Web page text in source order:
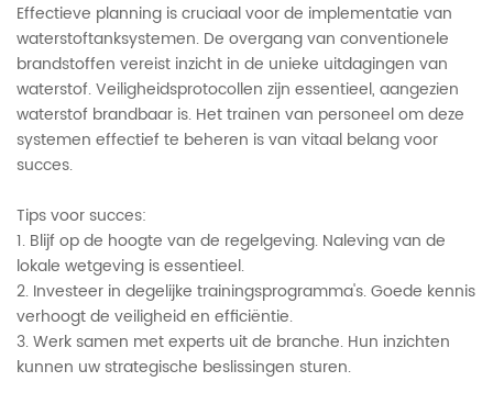
Effectieve planning is cruciaal voor de implementatie van
waterstoftanksystemen. De overgang van conventionele
brandstoffen vereist inzicht in de unieke uitdagingen van
waterstof. Veiligheidsprotocollen zijn essentieel, aangezien
waterstof brandbaar is. Het trainen van personeel om deze
systemen effectief te beheren is van vitaal belang voor
succes.
Tips voor succes:
1. Blijf op de hoogte van de regelgeving. Naleving van de
lokale wetgeving is essentieel.
2. Investeer in degelijke trainingsprogramma's. Goede kennis
verhoogt de veiligheid en efficiëntie.
3. Werk samen met experts uit de branche. Hun inzichten
kunnen uw strategische beslissingen sturen.